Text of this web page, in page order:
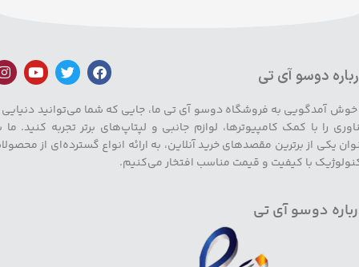
دوسو آی تی
خوش آمدگویی به فروشگاه دوسو آی تی ما، جایی که شما می‌توانید دنیایی
را با کمک کامپیوترها، لوازم جانبی و لپتاپ‌های برتر تجربه کنید. ما
یکی از برترین مقصدهای خرید آنلاین، به ارائه انواع گسترده‌ای از
با کیفیت و قیمت مناسب افتخار می‌کنیم.
دوسو آی تی